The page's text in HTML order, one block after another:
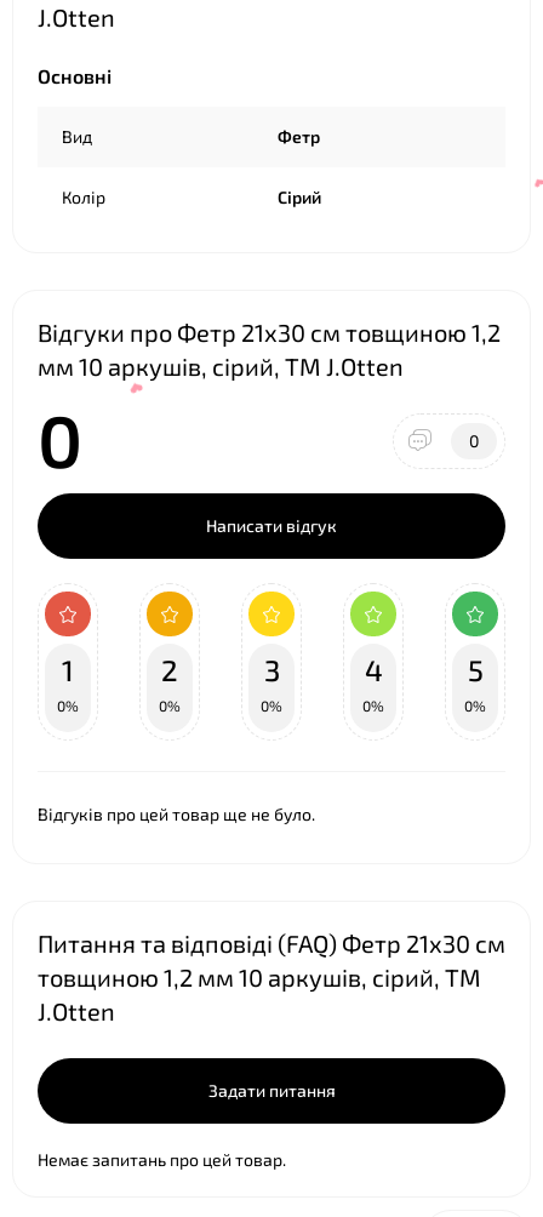
J.Otten
Основні
Вид Фетр
Колір Сірий
Відгуки про Фетр 21х30 см товщиною 1,2
мм 10 аркушів, сірий, ТМ J.Otten
0 0
Написати відгук
1
0%
2
0%
3
0%
4
0%
5
0%
Відгуків про цей товар ще не було.
Питання та відповіді (FAQ) Фетр 21х30 см
товщиною 1,2 мм 10 аркушів, сірий, ТМ
J.Otten
Задати питання
Немає запитань про цей товар.